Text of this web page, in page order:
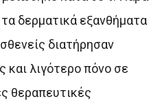
δερματικά εξανθήματα
διατήρησαν
και λιγότερο πόνο σε
θεραπευτικές